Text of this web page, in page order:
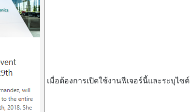
เมื่อต้องการเปิดใช้งานฟีเจอร์นี้และระบุไซต์